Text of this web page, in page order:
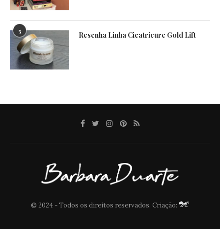
5 Resenha Linha Cicatricure Gold Lift
© 2024 - Todos os direitos reservados. Criação: